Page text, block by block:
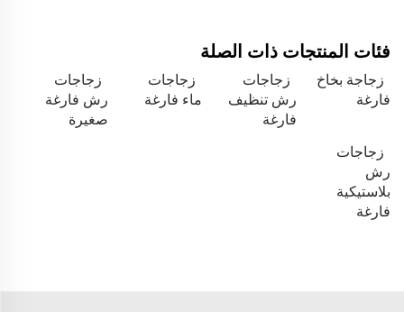
فئات المنتجات ذات الصلة
زجاجة بخاخ
فارغة
زجاجات
رش تنظيف
فارغة
زجاجات
ماء فارغة
زجاجات
رش فارغة
صغيرة
زجاجات
رش
بلاستيكية
فارغة